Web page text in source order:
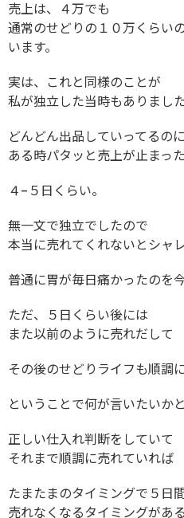
売上は、４万でも
通常のせどりの１０万くらい
います。
実は、これと同様のことが
私が独立した当時もありました
どんどん出品していってるのに
ある時パタッと売上が止まっ
４−５日くらい。
無一文で独立でしたので
本当に売れてくれないとシャ
普通に胃が毎日痛かったのを
ただ、５日くらい後には
また以前のように売れだして
その後のせどりライフも順調
ということで何が言いたいか
正しい仕入れ判断をしていて
それまで順調に売れていれば
たまたまのタイミングで５日
売れなくなるタイミングがある